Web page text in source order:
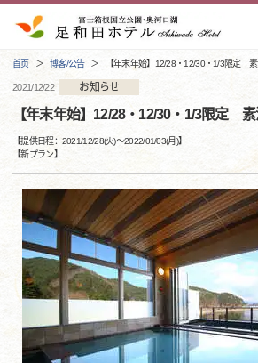
首页 博客/公告 【年末年始】12/28・12/30・1/3限定
2021/12/22 お知らせ
【年末年始】12/28・12/30・1/3限定
【提供日程：2021/12/28(火)〜2022/01/03(月)】
【新プラン】